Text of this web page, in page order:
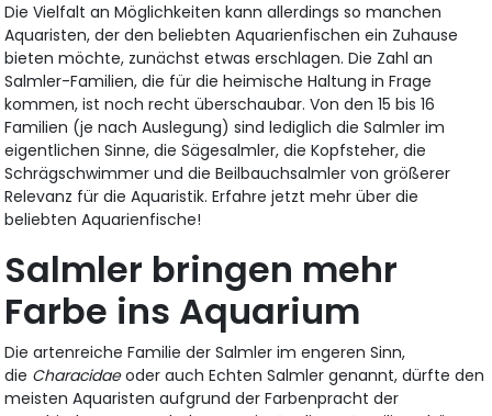
Die Vielfalt an Möglichkeiten kann allerdings so manchen
Aquaristen, der den beliebten Aquarienfischen ein Zuhause
bieten möchte, zunächst etwas erschlagen. Die Zahl an
Salmler-Familien, die für die heimische Haltung in Frage
kommen, ist noch recht überschaubar. Von den 15 bis 16
Familien (je nach Auslegung) sind lediglich die Salmler im
eigentlichen Sinne, die Sägesalmler, die Kopfsteher, die
Schrägschwimmer und die Beilbauchsalmler von größerer
Relevanz für die Aquaristik. Erfahre jetzt mehr über die
beliebten Aquarienfische!
Salmler bringen mehr
Farbe ins Aquarium
Die artenreiche Familie der Salmler im engeren Sinn,
die Characidaeoder auch Echten Salmler genannt, dürfte den
meisten Aquaristen aufgrund der Farbenpracht der